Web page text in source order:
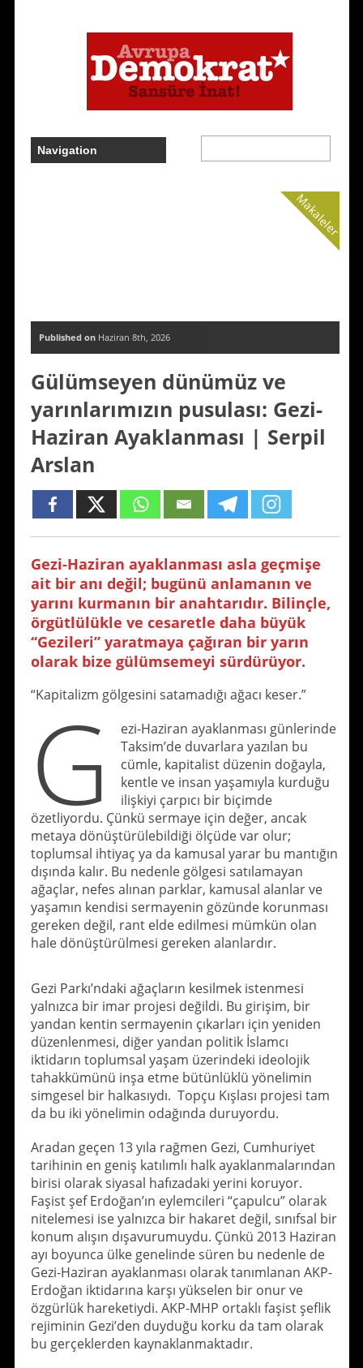
Makaleler
Published onHaziran 8th, 2026
Gülümseyen dünümüz ve
yarınlarımızın pusulası: Gezi-
Haziran Ayaklanması | Serpil
Arslan
Gezi-Haziran ayaklanması asla geçmişe
ait bir anı değil; bugünü anlamanın ve
yarını kurmanın bir anahtarıdır. Bilinçle,
örgütlülükle ve cesaretle daha büyük
“Gezileri” yaratmaya çağıran bir yarın
olarak bize gülümsemeyi sürdürüyor.
“Kapitalizm gölgesini satamadığı ağacı keser.”
G
ezi-Haziran ayaklanması günlerinde
Taksim’de duvarlara yazılan bu
cümle, kapitalist düzenin doğayla,
kentle ve insan yaşamıyla kurduğu
ilişkiyi çarpıcı bir biçimde
özetliyordu. Çünkü sermaye için değer, ancak
metaya dönüştürülebildiği ölçüde var olur;
toplumsal ihtiyaç ya da kamusal yarar bu mantığın
dışında kalır. Bu nedenle gölgesi satılamayan
ağaçlar, nefes alınan parklar, kamusal alanlar ve
yaşamın kendisi sermayenin gözünde korunması
gereken değil, rant elde edilmesi mümkün olan
hale dönüştürülmesi gereken alanlardır.
Gezi Parkı’ndaki ağaçların kesilmek istenmesi
yalnızca bir imar projesi değildi. Bu girişim, bir
yandan kentin sermayenin çıkarları için yeniden
düzenlenmesi, diğer yandan politik İslamcı
iktidarın toplumsal yaşam üzerindeki ideolojik
tahakkümünü inşa etme bütünlüklü yönelimin
simgesel bir halkasıydı. Topçu Kışlası projesi tam
da bu iki yönelimin odağında duruyordu.
Aradan geçen 13 yıla rağmen Gezi, Cumhuriyet
tarihinin en geniş katılımlı halk ayaklanmalarından
birisi olarak siyasal hafızadaki yerini koruyor.
Faşist şef Erdoğan’ın eylemcileri “çapulcu” olarak
nitelemesi ise yalnızca bir hakaret değil, sınıfsal bir
konum alışın dışavurumuydu. Çünkü 2013 Haziran
ayı boyunca ülke genelinde süren bu nedenle de
Gezi-Haziran ayaklanması olarak tanımlanan AKP-
Erdoğan iktidarına karşı yükselen bir onur ve
özgürlük hareketiydi. AKP-MHP ortaklı faşist şeflik
rejiminin Gezi’den duyduğu korku da tam olarak
bu gerçeklerden kaynaklanmaktadır.